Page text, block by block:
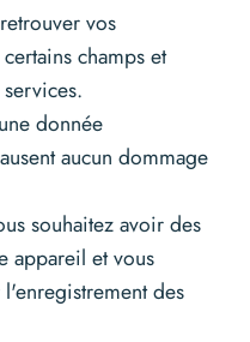
vos
champs et
donnée
aucun dommage
souhaitez avoir des
appareil et vous
des